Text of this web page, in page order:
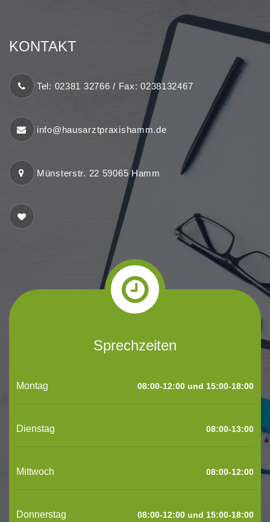
KONTAKT
Tel: 02381 32766 / Fax: 0238132467
info@hausarztpraxishamm.de
Münsterstr. 22 59065 Hamm
Sprechzeiten
Montag 08:00-12:00 und 15:00-18:00
Dienstag 08:00-13:00
Mittwoch 08:00-12:00
Donnerstag 08:00-12:00 und 15:00-18:00